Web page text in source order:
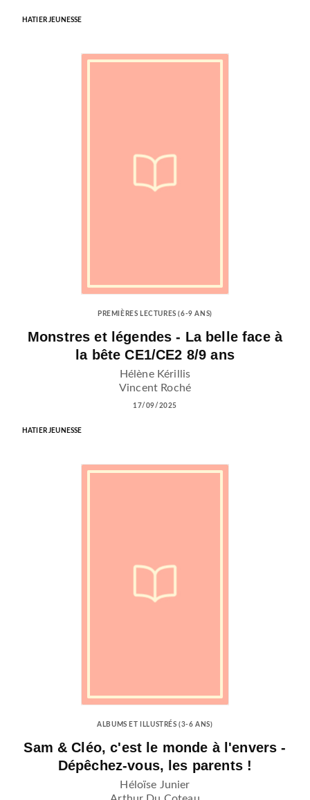
HATIER JEUNESSE
PREMIÈRES LECTURES (6-9 ANS)
Monstres et légendes - La belle face à
la bête CE1/CE2 8/9 ans
Hélène Kérillis
Vincent Roché
17/09/2025
HATIER JEUNESSE
ALBUMS ET ILLUSTRÉS (3-6 ANS)
Sam & Cléo, c'est le monde à l'envers -
Dépêchez-vous, les parents !
Héloïse Junier